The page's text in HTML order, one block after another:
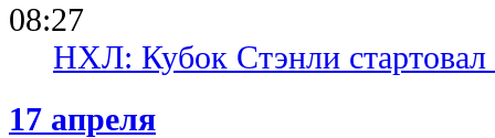
08:27
НХЛ: Кубок Стэнли стартовал
17 апреля